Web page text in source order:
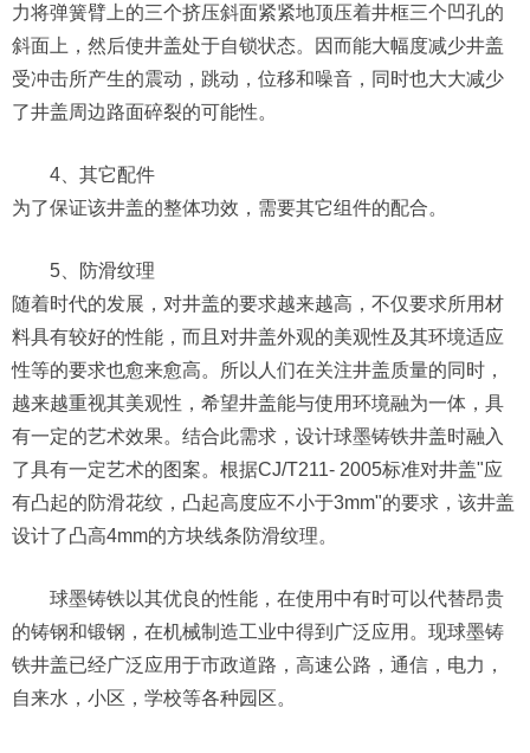
力将弹簧臂上的三个挤压斜面紧紧地顶压着井框三个凹孔的
斜面上，然后使井盖处于自锁状态。因而能大幅度减少井盖
受冲击所产生的震动，跳动，位移和噪音，同时也大大减少
了井盖周边路面碎裂的可能性。
4、其它配件
为了保证该井盖的整体功效，需要其它组件的配合。
5、防滑纹理
随着时代的发展，对井盖的要求越来越高，不仅要求所用材
料具有较好的性能，而且对井盖外观的美观性及其环境适应
性等的要求也愈来愈高。所以人们在关注井盖质量的同时，
越来越重视其美观性，希望井盖能与使用环境融为一体，具
有一定的艺术效果。结合此需求，设计球墨铸铁井盖时融入
了具有一定艺术的图案。根据CJ/T211- 2005标准对井盖"应
有凸起的防滑花纹，凸起高度应不小于3mm"的要求，该井盖
设计了凸高4mm的方块线条防滑纹理。
球墨铸铁以其优良的性能，在使用中有时可以代替昂贵
的铸钢和锻钢，在机械制造工业中得到广泛应用。现球墨铸
铁井盖已经广泛应用于市政道路，高速公路，通信，电力，
自来水，小区，学校等各种园区。